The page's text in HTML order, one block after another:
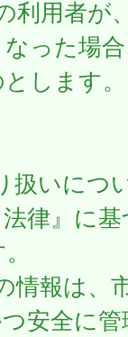
用者が
った場
します。
いにつ
律』に
報は、
安全に